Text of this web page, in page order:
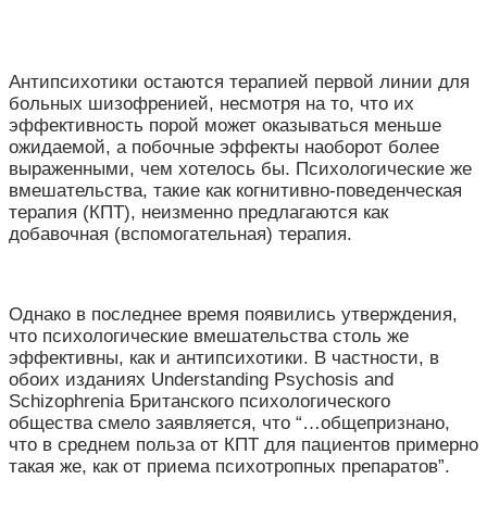
Антипсихотики остаются терапией первой линии для
больных шизофренией, несмотря на то, что их
эффективность порой может оказываться меньше
ожидаемой, а побочные эффекты наоборот более
выраженными, чем хотелось бы. Психологические же
вмешательства, такие как когнитивно-поведенческая
терапия (КПТ), неизменно предлагаются как
добавочная (вспомогательная) терапия.
Однако в последнее время появились утверждения,
что психологические вмешательства столь же
эффективны, как и антипсихотики. В частности, в
обоих изданиях Understanding Psychosis and
Schizophrenia Британского психологического
общества смело заявляется, что “…общепризнано,
что в среднем польза от КПТ для пациентов примерно
такая же, как от приема психотропных препаратов”.